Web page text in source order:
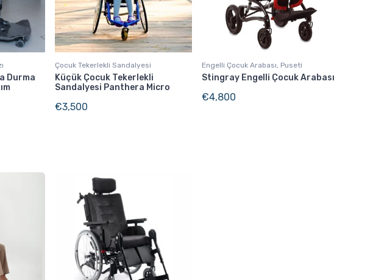
Durma
Çocuk Tekerlekli Sandalyesi
Küçük Çocuk Tekerlekli
Sandalyesi Panthera Micro
€3,500
Engelli Çocuk Arabası, Puseti
Stingray Engelli Çocuk Arabası
€4,800